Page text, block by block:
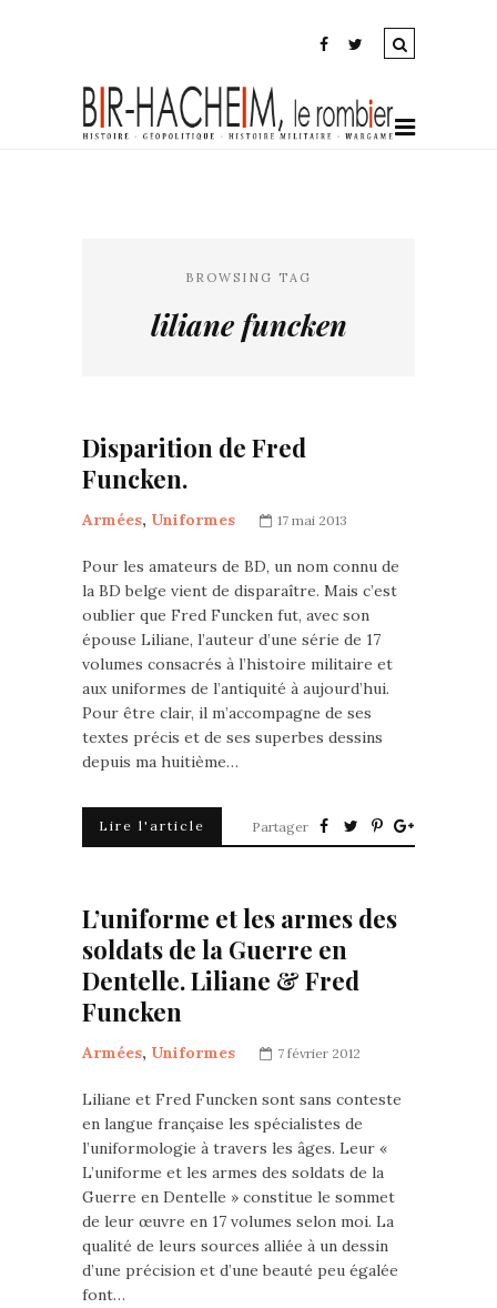
BROWSING TAG
liliane funcken
Disparition de Fred
Funcken.
Armées, Uniformes 17 mai 2013
Pour les amateurs de BD, un nom connu de
la BD belge vient de disparaître. Mais c’est
oublier que Fred Funcken fut, avec son
épouse Liliane, l’auteur d’une série de 17
volumes consacrés à l’histoire militaire et
aux uniformes de l’antiquité à aujourd’hui.
Pour être clair, il m’accompagne de ses
textes précis et de ses superbes dessins
depuis ma huitième…
Lire l'article Partager
L’uniforme et les armes des
soldats de la Guerre en
Dentelle. Liliane & Fred
Funcken
Armées, Uniformes 7 février 2012
Liliane et Fred Funcken sont sans conteste
en langue française les spécialistes de
l’uniformologie à travers les âges. Leur «
L’uniforme et les armes des soldats de la
Guerre en Dentelle » constitue le sommet
de leur œuvre en 17 volumes selon moi. La
qualité de leurs sources alliée à un dessin
d’une précision et d’une beauté peu égalée
font…